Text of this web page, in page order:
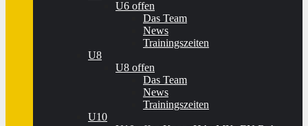
U6 offen
Das Team
News
Trainingszeiten
U8
U8 offen
Das Team
News
Trainingszeiten
U10